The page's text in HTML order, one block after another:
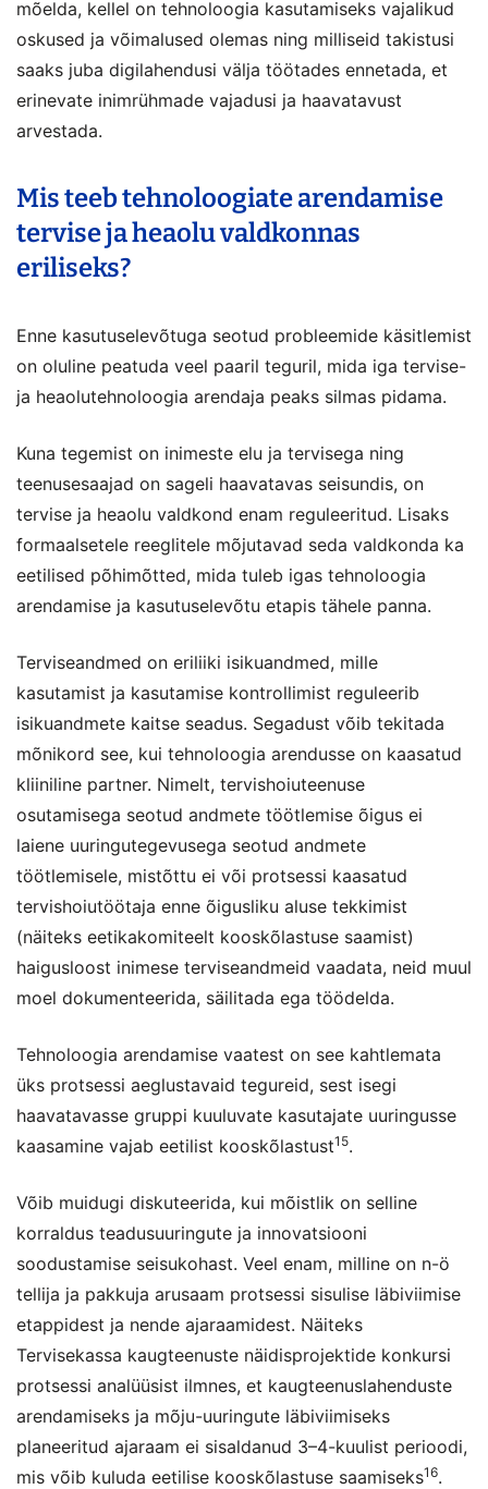
mõelda, kellel on tehnoloogia kasutamiseks vajalikud
oskused ja võimalused olemas ning milliseid takistusi
saaks juba digilahendusi välja töötades ennetada, et
erinevate inimrühmade vajadusi ja haavatavust
arvestada.
Mis teeb tehnoloogiate arendamise
tervise ja heaolu valdkonnas
eriliseks?
Enne kasutuselevõtuga seotud probleemide käsitlemist
on oluline peatuda veel paaril teguril, mida iga tervise-
ja heaolutehnoloogia arendaja peaks silmas pidama.
Kuna tegemist on inimeste elu ja tervisega ning
teenusesaajad on sageli haavatavas seisundis, on
tervise ja heaolu valdkond enam reguleeritud. Lisaks
formaalsetele reeglitele mõjutavad seda valdkonda ka
eetilised põhimõtted, mida tuleb igas tehnoloogia
arendamise ja kasutuselevõtu etapis tähele panna.
Terviseandmed on eriliiki isikuandmed, mille
kasutamist ja kasutamise kontrollimist reguleerib
isikuandmete kaitse seadus. Segadust võib tekitada
mõnikord see, kui tehnoloogia arendusse on kaasatud
kliiniline partner. Nimelt, tervishoiuteenuse
osutamisega seotud andmete töötlemise õigus ei
laiene uuringutegevusega seotud andmete
töötlemisele, mistõttu ei või protsessi kaasatud
tervishoiutöötaja enne õigusliku aluse tekkimist
(näiteks eetikakomiteelt kooskõlastuse saamist)
haigusloost inimese terviseandmeid vaadata, neid muul
moel dokumenteerida, säilitada ega töödelda.
Tehnoloogia arendamise vaatest on see kahtlemata
üks protsessi aeglustavaid tegureid, sest isegi
haavatavasse gruppi kuuluvate kasutajate uuringusse
kaasamine vajab eetilist kooskõlastust15.
Võib muidugi diskuteerida, kui mõistlik on selline
korraldus teadusuuringute ja innovatsiooni
soodustamise seisukohast. Veel enam, milline on n-ö
tellija ja pakkuja arusaam protsessi sisulise läbiviimise
etappidest ja nende ajaraamidest. Näiteks
Tervisekassa kaugteenuste näidisprojektide konkursi
protsessi analüüsist ilmnes, et kaugteenuslahenduste
arendamiseks ja mõju-uuringute läbiviimiseks
planeeritud ajaraam ei sisaldanud 3–4-kuulist perioodi,
mis võib kuluda eetilise kooskõlastuse saamiseks16.